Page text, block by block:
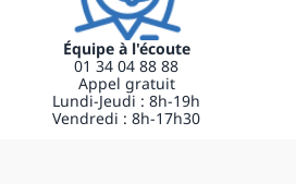
Équipe à l'écoute
01 34 04 88 88
Appel gratuit
Lundi-Jeudi : 8h-19h
Vendredi : 8h-17h30